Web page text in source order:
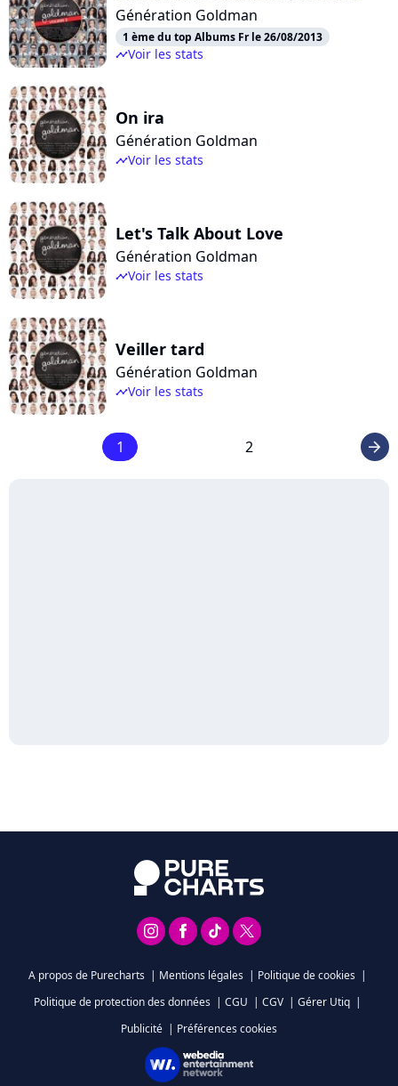
Génération Goldman
1 ème du top Albums Fr le 26/08/2013
timelineVoir les stats
On ira
Génération Goldman
timelineVoir les stats
Let's Talk About Love
Génération Goldman
timelineVoir les stats
Veiller tard
Génération Goldman
timelineVoir les stats
1 2 arrow_right
A propos de Purecharts | Mentions légales | Politique de cookies |
Politique de protection des données | CGU | CGV | Gérer Utiq |
Publicité | Préférences cookies